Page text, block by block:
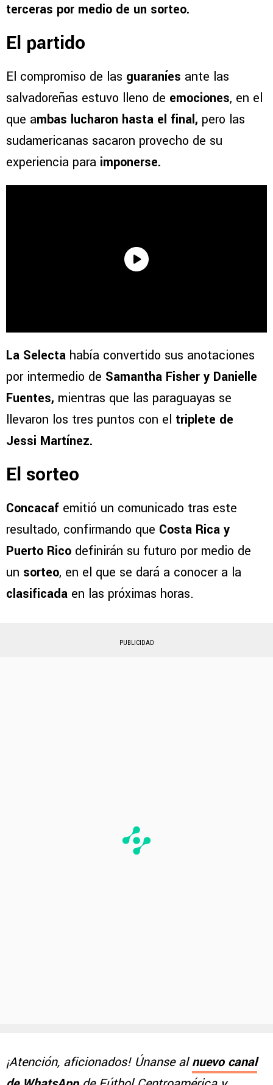
terceras por medio de un sorteo.
El partido
El compromiso de las guaraníes ante las
salvadoreñas estuvo lleno de emociones, en el
que ambas lucharon hasta el final, pero las
sudamericanas sacaron provecho de su
experiencia para imponerse.
La Selecta había convertido sus anotaciones
por intermedio de Samantha Fisher y Danielle
Fuentes, mientras que las paraguayas se
llevaron los tres puntos con el triplete de
Jessi Martínez.
El sorteo
Concacaf emitió un comunicado tras este
resultado, confirmando que Costa Rica y
Puerto Rico definirán su futuro por medio de
un sorteo, en el que se dará a conocer a la
clasificada en las próximas horas.
PUBLICIDAD
¡Atención, aficionados! Únanse alnuevo canal